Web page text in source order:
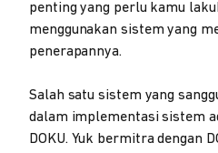
penting yang perlu kamu
menggunakan sistem yang
penerapannya.
Salah satu sistem yang
dalam implementasi sistem
DOKU. Yuk bermitra dengan